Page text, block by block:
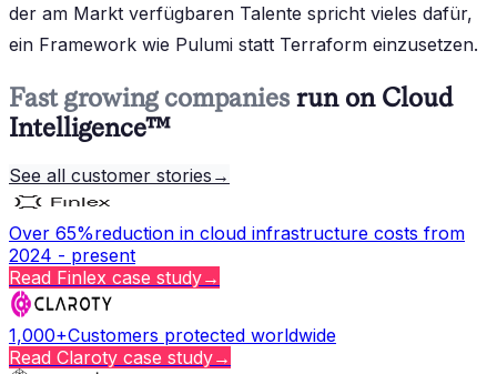
der am Markt verfügbaren Talente spricht vieles dafür,
ein Framework wie Pulumi statt Terraform einzusetzen.
Fast growing companies run on Cloud
Intelligence™
See all customer stories →
Over 65%reduction in cloud infrastructure costs from
2024 - present
Read Finlex case study→
1,000+Customers protected worldwide
Read Claroty case study→